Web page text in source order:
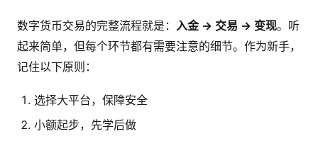
数字货币交易的完整流程就是： 入金 → 交易 → 变现。听
起来简单，但每个环节都有需要注意的细节。作为新手，
记住以下原则：
选择大平台，保障安全
小额起步，先学后做